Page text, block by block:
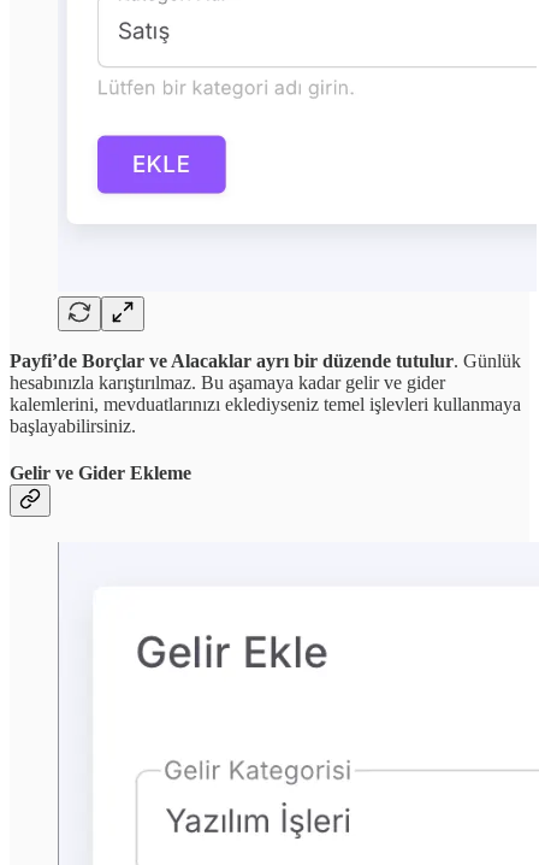
Payfi’de Borçlar ve Alacaklar ayrı bir düzende tutulur. Günlük
hesabınızla karıştırılmaz. Bu aşamaya kadar gelir ve gider
kalemlerini, mevduatlarınızı eklediyseniz temel işlevleri kullanmaya
başlayabilirsiniz.
Gelir ve Gider Ekleme